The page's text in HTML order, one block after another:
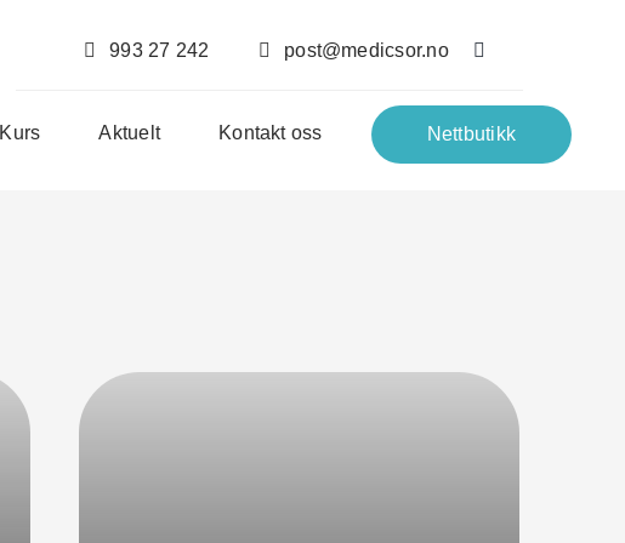
993 27 242 post@medicsor.no
Kurs Aktuelt Kontakt oss Nettbutikk